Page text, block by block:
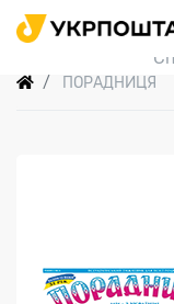
ПОРАДНИЦЯ